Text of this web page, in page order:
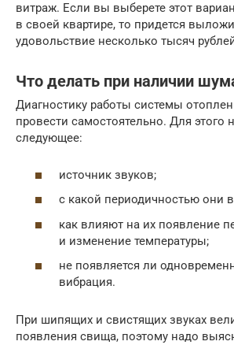
витраж. Если вы выберете этот
в своей квартире, то придется
удовольствие несколько тысяч
Что делать при наличии
Диагностику работы системы
провести самостоятельно. Для этого
следующее:
источник звуков;
с какой периодичностью они
как влияют на их появление
и изменение температуры;
не появляется ли
вибрация.
При шипящих и свистящих звуках
появления свища, поэтому надо